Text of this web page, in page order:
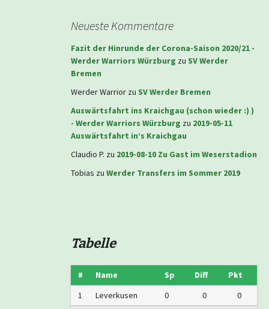
Neueste Kommentare
Fazit der Hinrunde der Corona-Saison 2020/21 -
Werder Warriors Würzburg zu SV Werder
Bremen
Werder Warrior zu SV Werder Bremen
Auswärtsfahrt ins Kraichgau (schon wieder :) )
- Werder Warriors Würzburg zu 2019-05-11
Auswärtsfahrt in’s Kraichgau
Claudio P. zu 2019-08-10 Zu Gast im Weserstadion
Tobias zu Werder Transfers im Sommer 2019
Tabelle
# Name Sp Diff
Pkt
1
Leverkusen 0 0
0